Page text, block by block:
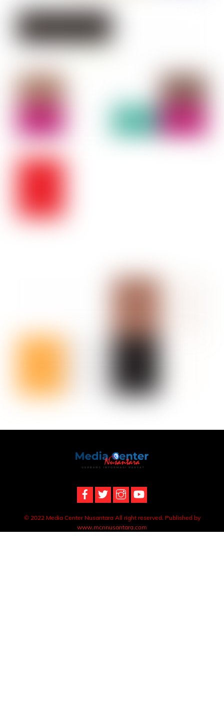
Back
To
© 2022 Media Center Nusantara All right reserved. Published by
www.mcnnusantara.com